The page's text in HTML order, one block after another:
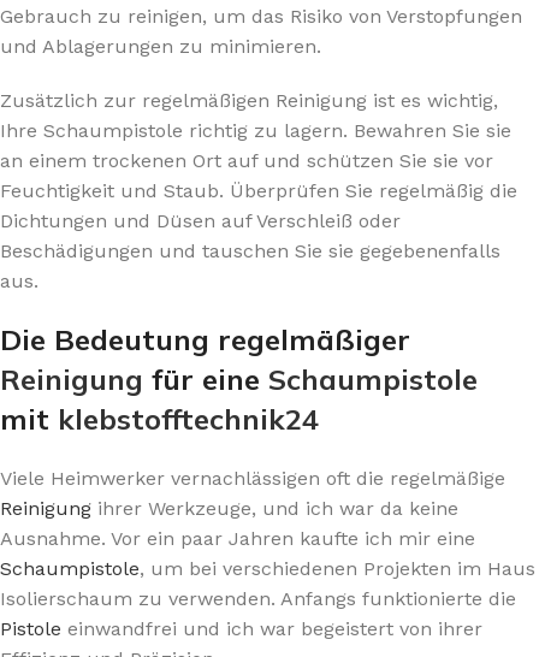
Gebrauch zu reinigen, um das Risiko von Verstopfungen
und Ablagerungen zu minimieren.
Zusätzlich zur regelmäßigen Reinigung ist es wichtig,
Ihre Schaumpistole richtig zu lagern. Bewahren Sie sie
an einem trockenen Ort auf und schützen Sie sie vor
Feuchtigkeit und Staub. Überprüfen Sie regelmäßig die
Dichtungen und Düsen auf Verschleiß oder
Beschädigungen und tauschen Sie sie gegebenenfalls
aus.
Die Bedeutung regelmäßiger
Reinigung für eine Schaumpistole
mit klebstofftechnik24
Viele Heimwerker vernachlässigen oft die regelmäßige
Reinigung ihrer Werkzeuge, und ich war da keine
Ausnahme. Vor ein paar Jahren kaufte ich mir eine
Schaumpistole, um bei verschiedenen Projekten im Haus
Isolierschaum zu verwenden. Anfangs funktionierte die
Pistole einwandfrei und ich war begeistert von ihrer